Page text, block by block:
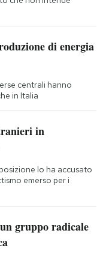
di energia
centrali hanno
in Italia
in
lo ha accusato
emerso per i
gruppo radicale